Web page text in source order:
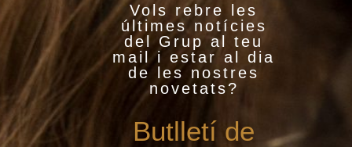
Vols rebre les
últimes notícies
del Grup al teu
mail i estar al dia
de les nostres
novetats?
Butlletí de